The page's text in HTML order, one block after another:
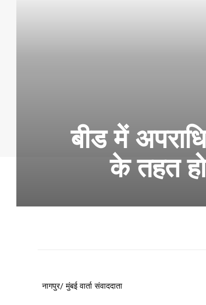
बीड में
के तहत
नागपुर/ मुंबई वार्ता संवाददाता